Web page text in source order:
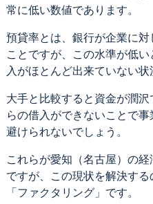
常に低い数値であります。
預貸率とは、銀行が企業に
ことですが、この水準が低
入がほとんど出来ていない状
大手と比較すると資金が潤
らの借入ができないことで
避けられないでしょう。
これらが愛知（名古屋）の経
ですが、この現状を解決する
「ファクタリング」です。